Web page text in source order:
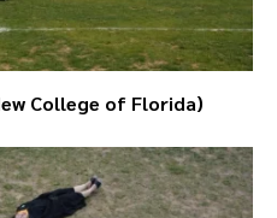
College of Florida)